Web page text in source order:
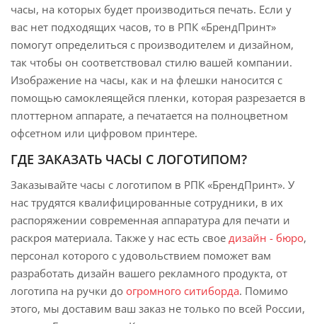
часы, на которых будет производиться печать. Если у
вас нет подходящих часов, то в РПК «БрендПринт»
помогут определиться с производителем и дизайном,
так чтобы он соответствовал стилю вашей компании.
Изображение на часы, как и на флешки наносится с
помощью самоклеящейся пленки, которая разрезается в
плоттерном аппарате, а печатается на полноцветном
офсетном или цифровом принтере.
ГДЕ ЗАКАЗАТЬ ЧАСЫ С ЛОГОТИПОМ?
Заказывайте часы с логотипом в РПК «БрендПринт». У
нас трудятся квалифицированные сотрудники, в их
распоряжении современная аппаратура для печати и
раскроя материала. Также у нас есть свое дизайн - бюро,
персонал которого с удовольствием поможет вам
разработать дизайн вашего рекламного продукта, от
логотипа на ручки до огромного ситиборда. Помимо
этого, мы доставим ваш заказ не только по всей России,